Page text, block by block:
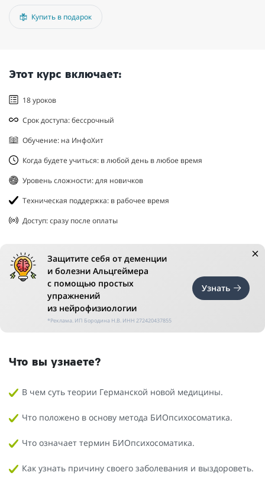
Купить в подарок
Этот курс включает:
18 уроков
Срок доступа: бессрочный
Обучение: на ИнфоХит
Когда будете учиться: в любой день в любое время
Уровень сложности: для новичков
Техническая поддержка: в рабочее время
Доступ: сразу после оплаты
Защитите себя от деменции
и болезни Альцгеймера
с помощью простых
упражнений
из нейрофизиологии
*Реклама. ИП Бородина Н.В. ИНН 272420437855
Узнать
Что вы узнаете?
В чем суть теории Германской новой медицины.
Что положено в основу метода БИОпсихосоматика.
Что означает термин БИОпсихосоматика.
Как узнать причину своего заболевания и выздороветь.